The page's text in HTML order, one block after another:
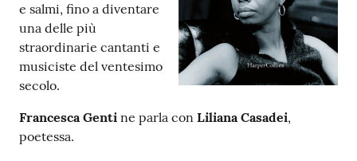
Decentrate
Patto
per
lettura
e salmi, fino a diventare
una delle più
straordinarie cantanti e
musiciste del ventesimo
secolo.
Francesca Genti ne parla con Liliana Casadei,
poetessa.